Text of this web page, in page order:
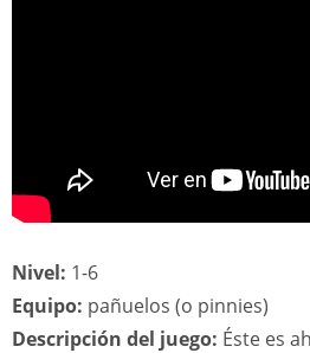
Nivel: 1-6
Equipo: pañuelos (o pinnies)
Descripción del juego: Éste es